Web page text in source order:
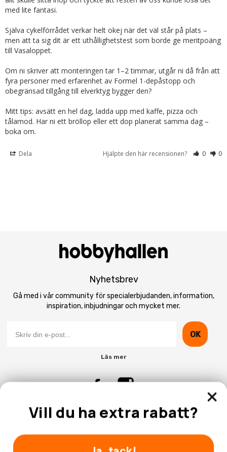
med lite fantasi.
Själva cykelförrådet verkar helt okej när det väl står på plats –
men att ta sig dit är ett uthållighetstest som borde ge meritpoäng
till Vasaloppet.
Om ni skriver att monteringen tar 1–2 timmar, utgår ni då från att
fyra personer med erfarenhet av Formel 1-depåstopp och
obegränsad tillgång till elverktyg bygger den?
Mitt tips: avsätt en hel dag, ladda upp med kaffe, pizza och
tålamod. Har ni ett bröllop eller ett dop planerat samma dag –
boka om.
Dela Hjälpte den här recensionen? 0 0
Nyhetsbrev
Gå med i vår community för specialerbjudanden, information,
inspiration, inbjudningar och mycket mer.
OK
Läs mer
Kundtjänst
Vill du ha extra rabatt?